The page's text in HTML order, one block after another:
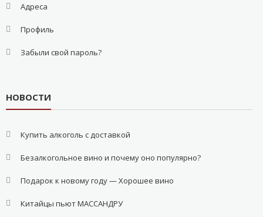
Адреса
Профиль
Забыли свой пароль?
НОВОСТИ
Купить алкоголь с доставкой
Безалкогольное вино и почему оно популярно?
Подарок к новому году — Хорошее вино
Китайцы пьют МАССАНДРУ